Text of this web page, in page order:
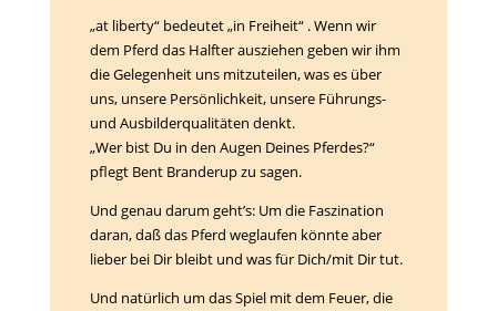
„at liberty“ bedeutet „in Freiheit“ . Wenn wir
dem Pferd das Halfter ausziehen geben wir ihm
die Gelegenheit uns mitzuteilen, was es über
uns, unsere Persönlichkeit, unsere Führungs-
und Ausbilderqualitäten denkt.
„Wer bist Du in den Augen Deines Pferdes?“
pflegt Bent Branderup zu sagen.
Und genau darum geht’s: Um die Faszination
daran, daß das Pferd weglaufen könnte aber
lieber bei Dir bleibt und was für Dich/mit Dir tut.
Und natürlich um das Spiel mit dem Feuer, die